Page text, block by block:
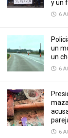
y un
6
un
un
6
6